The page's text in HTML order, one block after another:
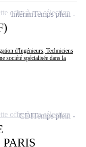
d'Ingénieurs, Techniciens
société spécialisée dans la
IntérimTemps plein
offre à ma sélection
CDITemps plein
offre à ma sélection